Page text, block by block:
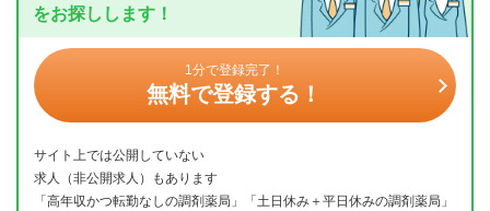
をお探しします！
1分で登録完了！
無料で登録する！
サイト上では公開していない
求人（非公開求人）もあります
「高年収かつ転勤なしの調剤薬局」「土日休み＋平日休みの調剤薬局」